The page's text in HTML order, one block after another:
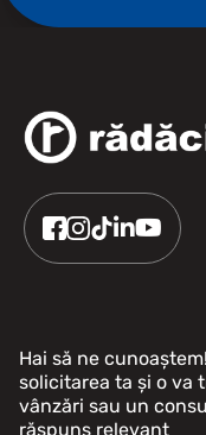
Hai să ne
solicitarea ta și o va
vânzări sau un
răspuns relevant